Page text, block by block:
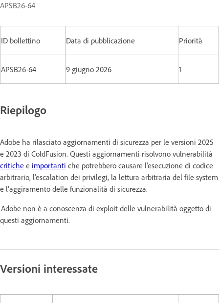
APSB26-64
ID bollettino Data di pubblicazione Priorità
APSB26-64 9 giugno 2026 1
Riepilogo
Adobe ha rilasciato aggiornamenti di sicurezza per le versioni 2025
e 2023 di ColdFusion. Questi aggiornamenti risolvono vulnerabilità
critiche e importanti che potrebbero causare l'esecuzione di codice
arbitrario, l'escalation dei privilegi, la lettura arbitraria del file system
e l'aggiramento delle funzionalità di sicurezza.
Adobe non è a conoscenza di exploit delle vulnerabilità oggetto di
questi aggiornamenti.
Versioni interessate